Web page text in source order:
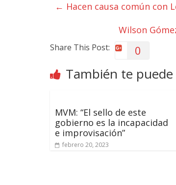
← Hacen causa común con
Wilson
Share This Post: 0
También te
MVM: “El sello de este
gobierno es la incapacidad
e improvisación”
febrero 20, 2023